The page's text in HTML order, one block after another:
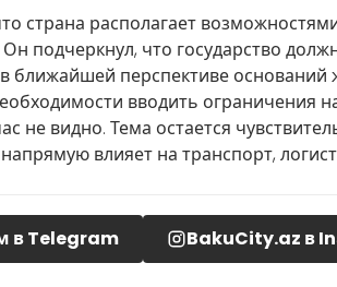
страна располагает
подчеркнул, что государство
ближайшей перспективе оснований
вводить ограничения
не видно. Тема остается
влияет на транспорт,
в Telegram BakuCity.az в